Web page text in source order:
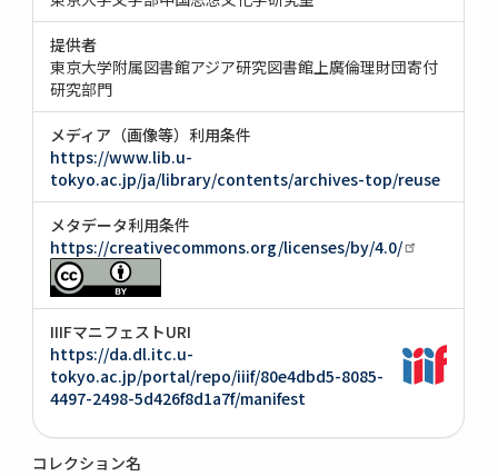
提供者
東京大学附属図書館アジア研究図書館上廣倫理財団寄付
研究部門
メディア（画像等）利用条件
https://www.lib.u-
tokyo.ac.jp/ja/library/contents/archives-top/reuse
メタデータ利用条件
https://creativecommons.org/licenses/by/4.0/
IIIFマニフェストURI
https://da.dl.itc.u-
tokyo.ac.jp/portal/repo/iiif/80e4dbd5-8085-
4497-2498-5d426f8d1a7f/manifest
コレクション名